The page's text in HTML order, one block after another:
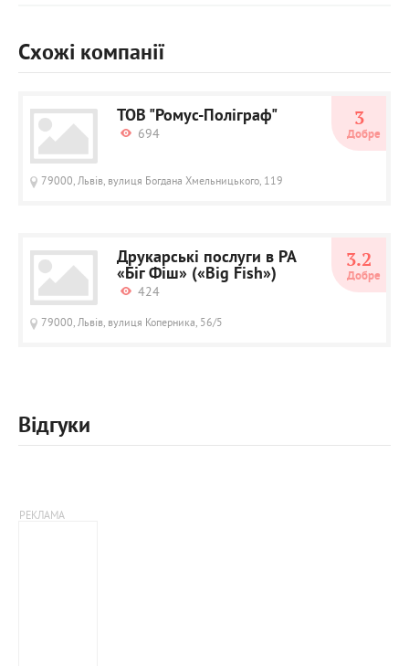
Схожі компанії
ТОВ "Ромус-Поліграф"
694
79000, Львів, вулиця Богдана Хмельницького, 119
3
Добре
Друкарські послуги в РА
«Біг Фіш» («Big Fish»)
424
79000, Львів, вулиця Коперника, 56/5
3.2
Добре
Відгуки